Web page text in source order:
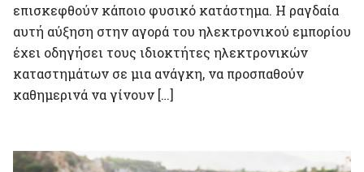
επισκεφθούν κάποιο φυσικό κατάστημα. Η ραγδαία
αυτή αύξηση στην αγορά του ηλεκτρονικού εμπορίου
έχει οδηγήσει τους ιδιοκτήτες ηλεκτρονικών
καταστημάτων σε μια ανάγκη, να προσπαθούν
καθημερινά να γίνουν […]